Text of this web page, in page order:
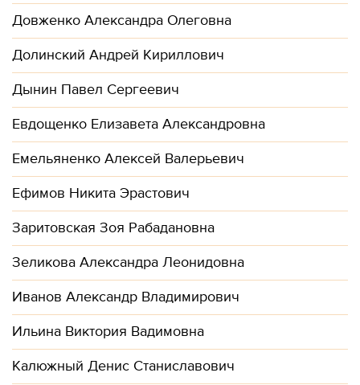
Довженко Александра Олеговна
Долинский Андрей Кириллович
Дынин Павел Сергеевич
Евдощенко Елизавета Александровна
Емельяненко Алексей Валерьевич
Ефимов Никита Эрастович
Заритовская Зоя Рабадановна
Зеликова Александра Леонидовна
Иванов Александр Владимирович
Ильина Виктория Вадимовна
Калюжный Денис Станиславович